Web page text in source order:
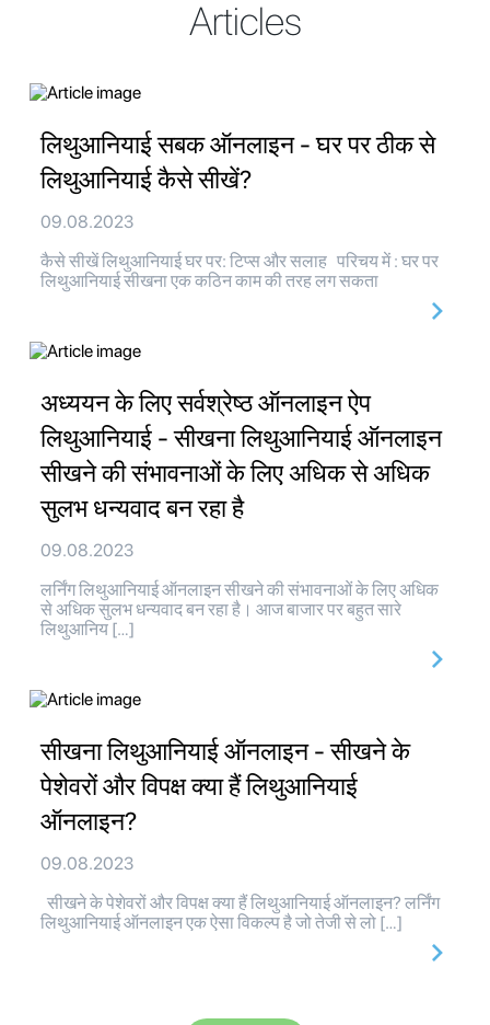
Articles
लिथुआनियाई सबक ऑनलाइन - घर पर ठीक से
लिथुआनियाई कैसे सीखें?
09.08.2023
कैसे सीखें लिथुआनियाई घर पर: टिप्स और सलाह परिचय में : घर पर
लिथुआनियाई सीखना एक कठिन काम की तरह लग सकता
अध्ययन के लिए सर्वश्रेष्ठ ऑनलाइन ऐप
लिथुआनियाई - सीखना लिथुआनियाई ऑनलाइन
सीखने की संभावनाओं के लिए अधिक से अधिक
सुलभ धन्यवाद बन रहा है
09.08.2023
लर्निंग लिथुआनियाई ऑनलाइन सीखने की संभावनाओं के लिए अधिक
से अधिक सुलभ धन्यवाद बन रहा है। आज बाजार पर बहुत सारे
लिथुआनिय […]
सीखना लिथुआनियाई ऑनलाइन - सीखने के
पेशेवरों और विपक्ष क्या हैं लिथुआनियाई
ऑनलाइन?
09.08.2023
सीखने के पेशेवरों और विपक्ष क्या हैं लिथुआनियाई ऑनलाइन? लर्निंग
लिथुआनियाई ऑनलाइन एक ऐसा विकल्प है जो तेजी से लो […]